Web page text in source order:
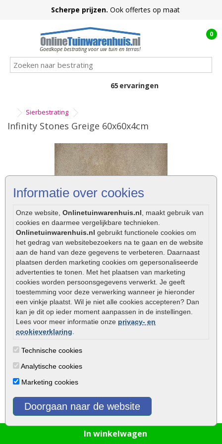
Informatie over cookies
Onze website, Onlinetuinwarenhuis.nl , maakt gebruik van
cookies en daarmee vergelijkbare technieken.
Onlinetuinwarenhuis.nl gebruikt functionele cookies om
het gedrag van websitebezoekers na te gaan en de website
aan de hand van deze gegevens te verbeteren. Daarnaast
plaatsen derden marketing cookies om gepersonaliseerde
advertenties te tonen. Met het plaatsen van marketing
cookies worden persoonsgegevens verwerkt. Je geeft
toestemming voor deze verwerking wanneer je hieronder
een vinkje plaatst. Wil je niet alle cookies accepteren? Dan
kan je dit op ieder moment aanpassen in de instellingen.
Lees voor meer informatie onze privacy- en
cookieverklaring
Technische cookies
Analytische cookies
Marketing cookies
Doorgaan naar de website
Scherpe prijzen. Ook offertes op maat
Goedkope bestrating voor uw tuin en terras!
0
65 ervaringen
Sierbestrating
Infinity Stones Greige 60x60x4cm
Infinity Stones Greige 60x60x4cm
per m2 incl BTW
In winkelwagen